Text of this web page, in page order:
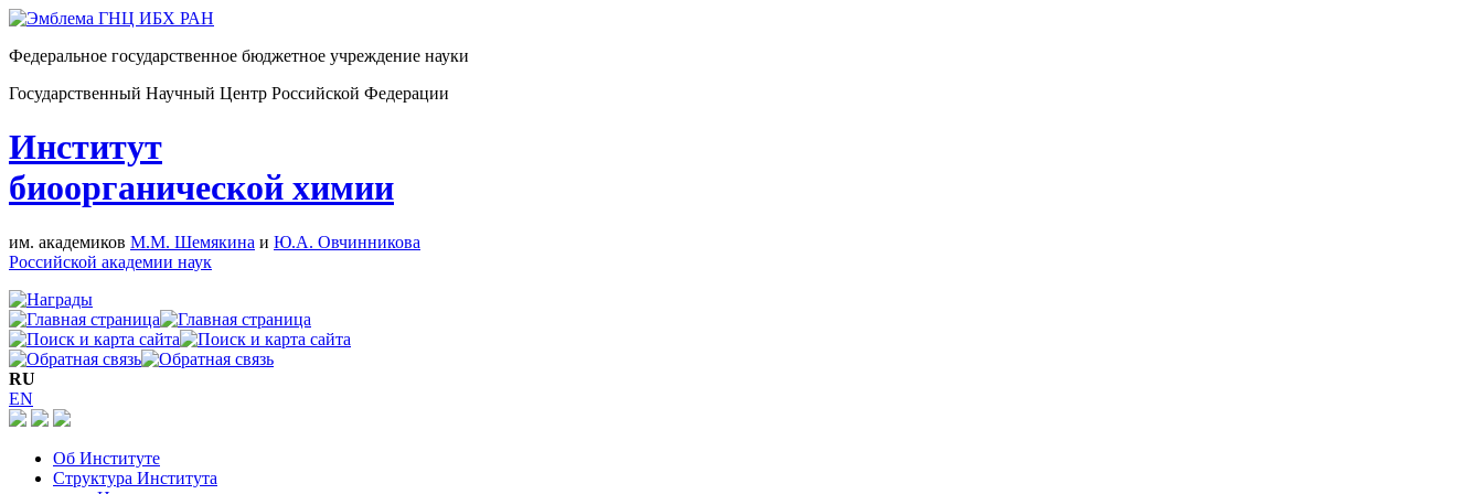
Федеральное государственное бюджетное учреждение науки
Государственный Научный Центр Российской Федерации
Институт
биоорганической химии
им. академиков М.М. Шемякина и Ю.А. Овчинникова
Российской академии наук
RU
EN
Об Институте
Структура Института